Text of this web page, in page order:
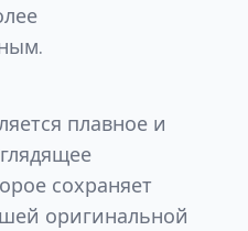
плавное и
сохраняет
оригинальной